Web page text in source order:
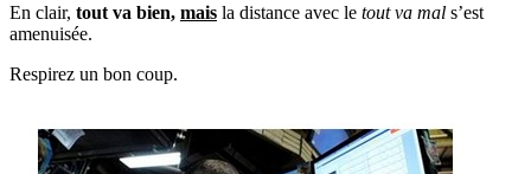
En clair, tout va bien, mais la distance avec le tout va mal s’est
amenuisée.
Respirez un bon coup.